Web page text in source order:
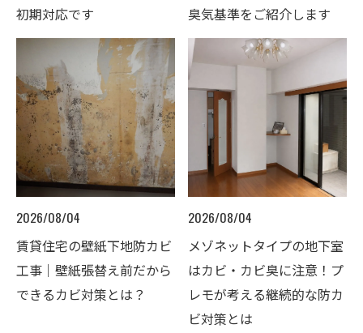
初期対応です
臭気基準をご紹介します
2026/08/04
賃貸住宅の壁紙下地防カビ
工事｜壁紙張替え前だから
できるカビ対策とは？
2026/08/04
メゾネットタイプの地下室
はカビ・カビ臭に注意！プ
レモが考える継続的な防カ
ビ対策とは